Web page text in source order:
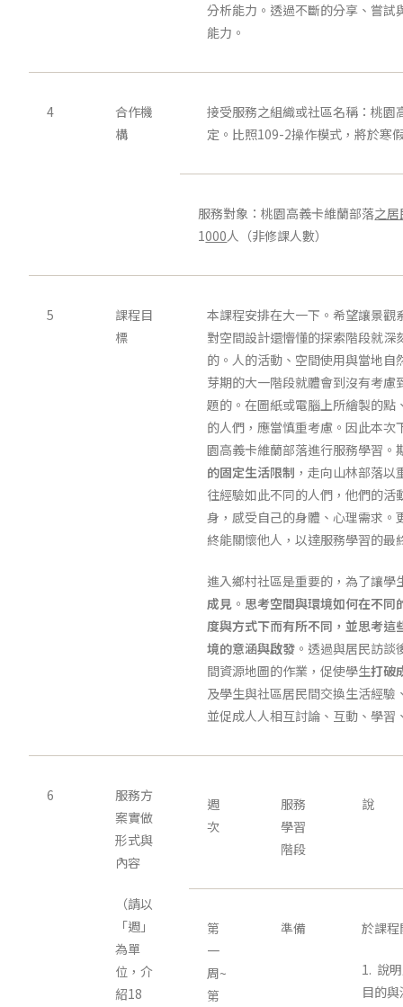
分析能力。透過不斷的分享、嘗試
能力。
4
合作機
構
接受服務之組織或社區名稱：桃園
定。比照109-2操作模式，將於寒
服務對象：桃園高義卡維蘭部落之
1000人（非修課人數）
5
課程目
標
本課程安排在大一下。希望讓景觀
對空間設計還懵懂的探索階段就深
的。人的活動、空間使用與當地自
芽期的大一階段就體會到沒有考
題的。在圖紙或電腦上所繪製的點
的人們，應當慎重考慮。因此本次
園高義卡維蘭部落進行服務學習。
的固定生活限制 ，走向山林部落
往經驗如此不同的人們，他們的活
身，感受自己的身體、心理需求。
終能關懷他人，以達服務學習的最
進入鄉村社區是重要的，為了讓學
成見 。思考空間與環境如何在不同
度與方式下而有所不同，並思考這
境的意涵與啟發 。透過與居民訪
間資源地圖的作業，促使學生打破
及學生與社區居民間交換生活經驗
並促成人人相互討論、互動、學習
6
服務方
案實做
形式與
內容
（請以
「週」
為單
位，介
紹18
週
次
服務
學習
階段
說
第
一
周~
第
準備 於課
1. 說
目的